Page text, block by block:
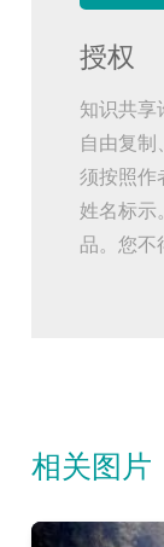
授权
知识共享
自由复
须按照作
姓名标示
品。您不
相关图片